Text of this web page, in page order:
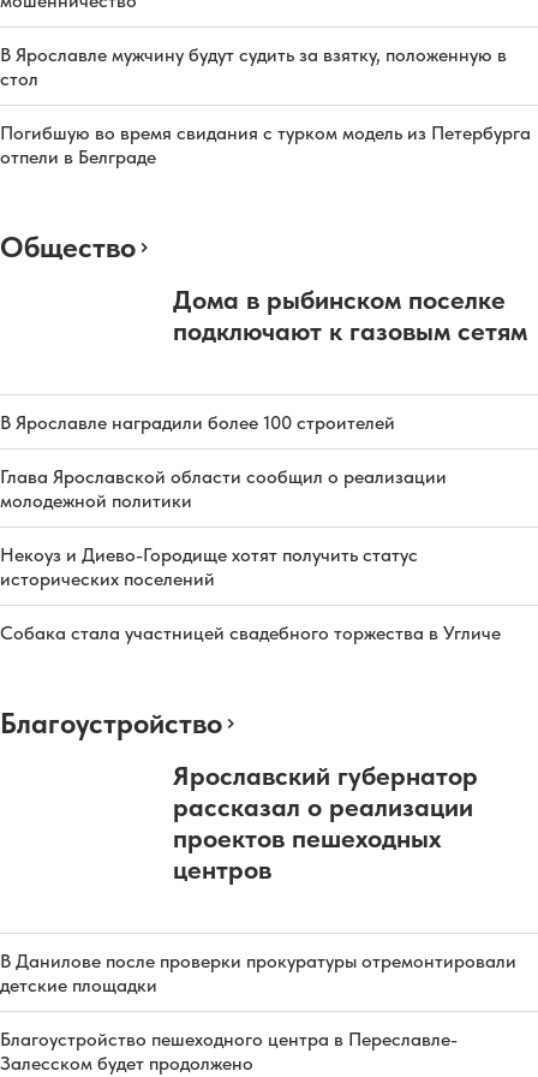
В Ярославле мужчину будут судить за взятку, положенную в
стол
Погибшую во время свидания с турком модель из Петербурга
отпели в Белграде
Общество
Дома в рыбинском поселке
подключают к газовым сетям
В Ярославле наградили более 100 строителей
Глава Ярославской области сообщил о реализации
молодежной политики
Некоуз и Диево-Городище хотят получить статус
исторических поселений
Собака стала участницей свадебного торжества в Угличе
Благоустройство
Ярославский губернатор
рассказал о реализации
проектов пешеходных
центров
В Данилове после проверки прокуратуры отремонтировали
детские площадки
Благоустройство пешеходного центра в Переславле-
Залесском будет продолжено